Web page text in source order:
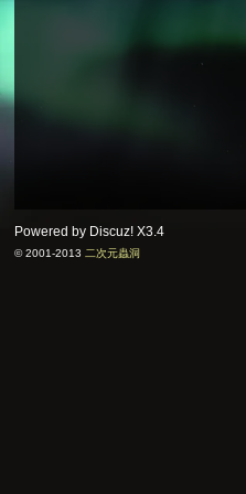
Powered by Discuz!X3.4
© 2001-2013 二次元蟲洞